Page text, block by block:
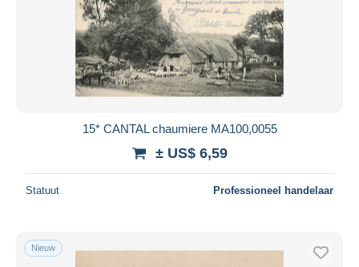
15* CANTAL chaumiere MA100,0055
± US$ 6,59
Statuut Professioneel handelaar
Nieuw